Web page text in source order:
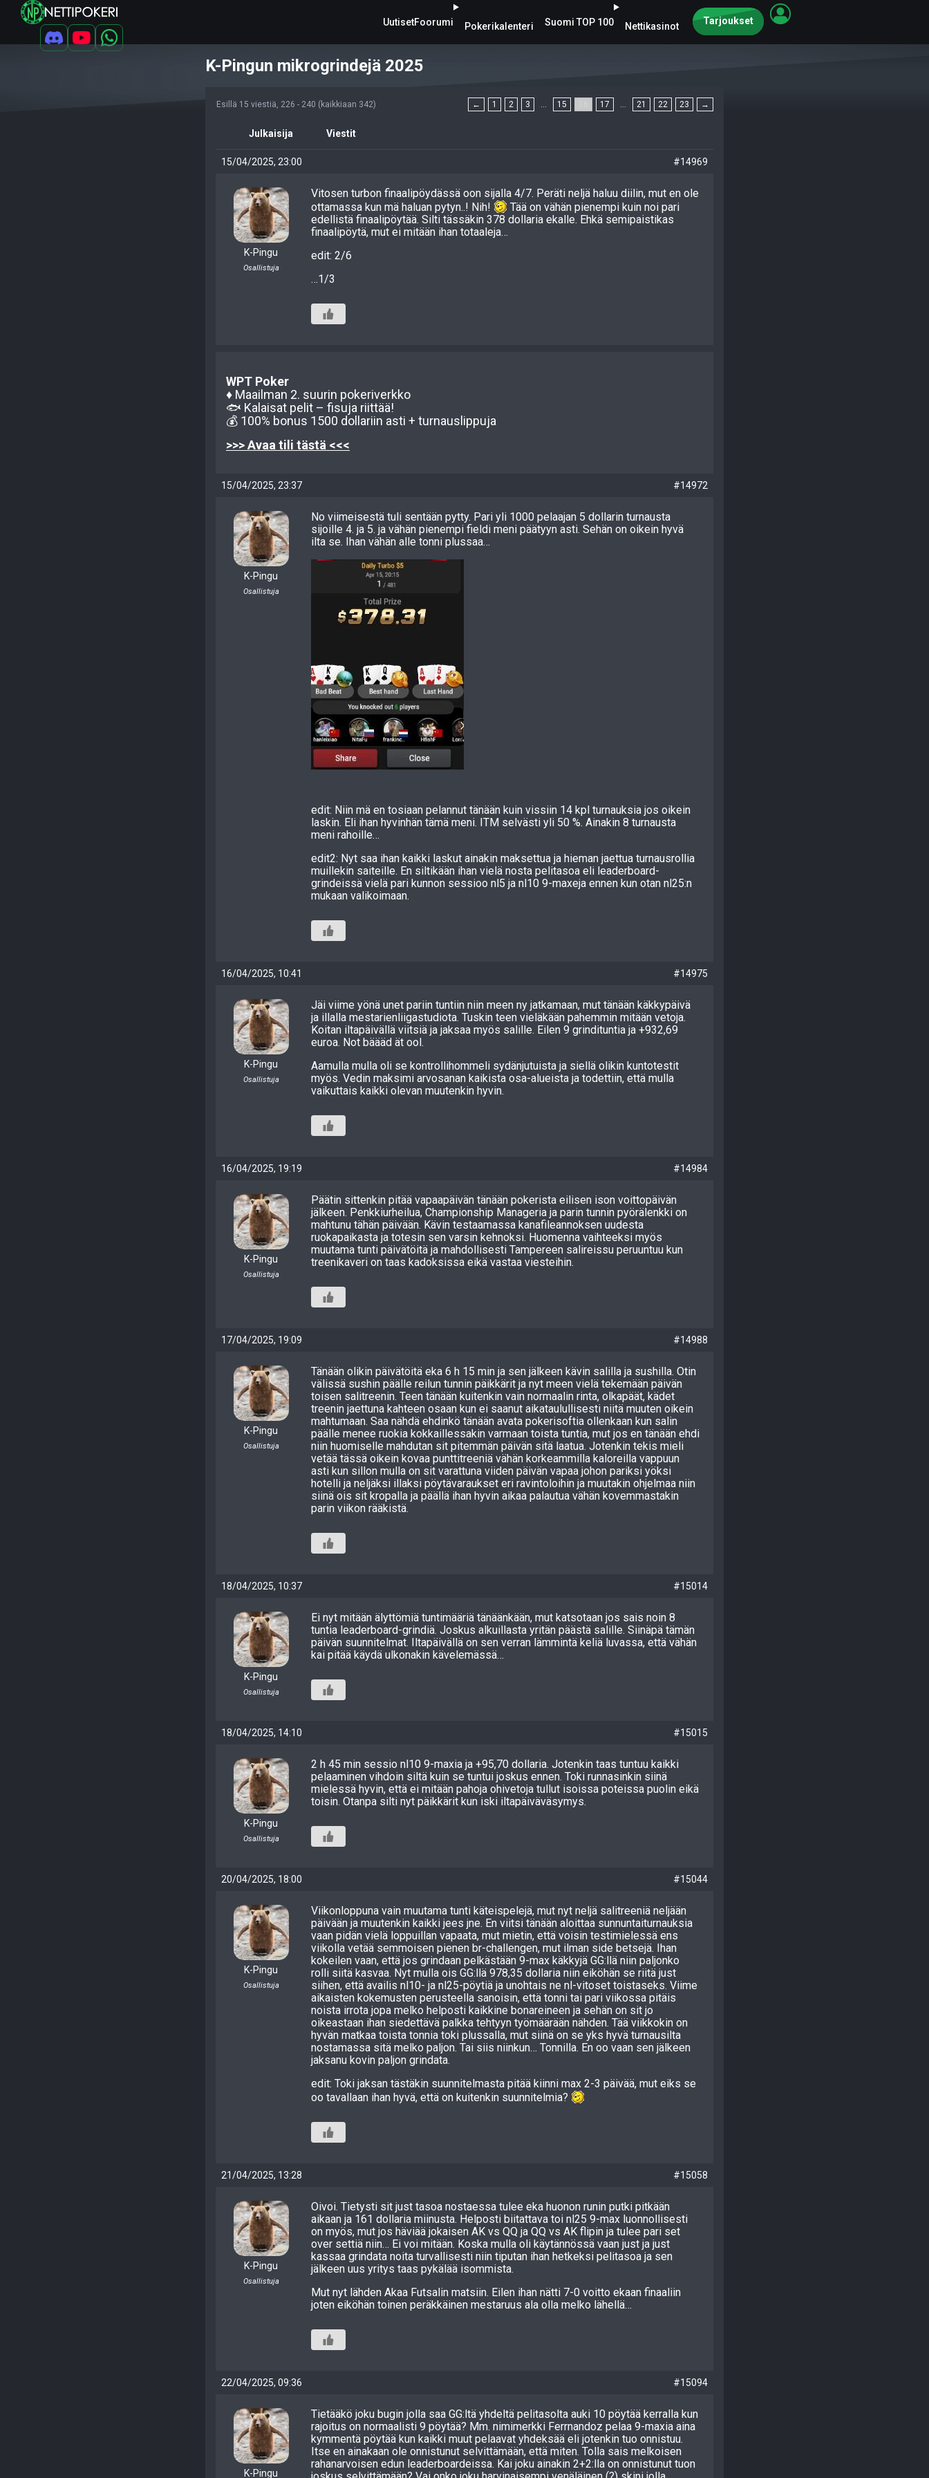
UutisetFoorumi Pokerikalenteri Suomi TOP 100 Nettikasinot Tarjoukset
K-Pingun mikrogrindejä 2025
Esillä 15 viestiä, 226 - 240 (kaikkiaan 342) ← 1 2 3 … 15 17 … 21 22 23 →
Julkaisija Viestit
15/04/2025, 23:00 #14969
K-Pingu
Osallistuja
Vitosen turbon finaalipöydässä oon sijalla 4/7. Peräti neljä haluu diilin, mut en ole
ottamassa kun mä haluan pytyn..! Nih!
Tää on vähän pienempi kuin noi pari
edellistä finaalipöytää. Silti tässäkin 378 dollaria ekalle. Ehkä semipaistikas
finaalipöytä, mut ei mitään ihan totaaleja…
edit: 2/6
…1/3
WPT Poker
♦️ Maailman 2. suurin pokeriverkko
🐟 Kalaisat pelit – fisuja riittää!
💰 100% bonus 1500 dollariin asti + turnauslippuja
>>> Avaa tili tästä <<<
15/04/2025, 23:37 #14972
K-Pingu
Osallistuja
No viimeisestä tuli sentään pytty. Pari yli 1000 pelaajan 5 dollarin turnausta
sijoille 4. ja 5. ja vähän pienempi fieldi meni päätyyn asti. Sehän on oikein hyvä
ilta se. Ihan vähän alle tonni plussaa…
edit: Niin mä en tosiaan pelannut tänään kuin vissiin 14 kpl turnauksia jos oikein
laskin. Eli ihan hyvinhän tämä meni. ITM selvästi yli 50 %. Ainakin 8 turnausta
meni rahoille…
edit2: Nyt saa ihan kaikki laskut ainakin maksettua ja hieman jaettua turnausrollia
muillekin saiteille. En siltikään ihan vielä nosta pelitasoa eli leaderboard-
grindeissä vielä pari kunnon sessioo nl5 ja nl10 9-maxeja ennen kun otan nl25:n
mukaan valikoimaan.
16/04/2025, 10:41 #14975
K-Pingu
Osallistuja
Jäi viime yönä unet pariin tuntiin niin meen ny jatkamaan, mut tänään käkkypäivä
ja illalla mestarienliigastudiota. Tuskin teen vieläkään pahemmin mitään vetoja.
Koitan iltapäivällä viitsiä ja jaksaa myös salille. Eilen 9 grindituntia ja +932,69
euroa. Not bäääd ät ool.
Aamulla mulla oli se kontrollihommeli sydänjutuista ja siellä olikin kuntotestit
myös. Vedin maksimi arvosanan kaikista osa-alueista ja todettiin, että mulla
vaikuttais kaikki olevan muutenkin hyvin.
16/04/2025, 19:19 #14984
K-Pingu
Osallistuja
Päätin sittenkin pitää vapaapäivän tänään pokerista eilisen ison voittopäivän
jälkeen. Penkkiurheilua, Championship Manageria ja parin tunnin pyörälenkki on
mahtunu tähän päivään. Kävin testaamassa kanafileannoksen uudesta
ruokapaikasta ja totesin sen varsin kehnoksi. Huomenna vaihteeksi myös
muutama tunti päivätöitä ja mahdollisesti Tampereen salireissu peruuntuu kun
treenikaveri on taas kadoksissa eikä vastaa viesteihin.
17/04/2025, 19:09 #14988
K-Pingu
Osallistuja
Tänään olikin päivätöitä eka 6 h 15 min ja sen jälkeen kävin salilla ja sushilla. Otin
välissä sushin päälle reilun tunnin päikkärit ja nyt meen vielä tekemään päivän
toisen salitreenin. Teen tänään kuitenkin vain normaalin rinta, olkapäät, kädet
treenin jaettuna kahteen osaan kun ei saanut aikataulullisesti niitä muuten oikein
mahtumaan. Saa nähdä ehdinkö tänään avata pokerisoftia ollenkaan kun salin
päälle menee ruokia kokkaillessakin varmaan toista tuntia, mut jos en tänään ehdi
niin huomiselle mahdutan sit pitemmän päivän sitä laatua. Jotenkin tekis mieli
vetää tässä oikein kovaa punttitreeniä vähän korkeammilla kaloreilla vappuun
asti kun sillon mulla on sit varattuna viiden päivän vapaa johon pariksi yöksi
hotelli ja neljäksi illaksi pöytävaraukset eri ravintoloihin ja muutakin ohjelmaa niin
siinä ois sit kropalla ja päällä ihan hyvin aikaa palautua vähän kovemmastakin
parin viikon rääkistä.
18/04/2025, 10:37 #15014
K-Pingu
Osallistuja
Ei nyt mitään älyttömiä tuntimääriä tänäänkään, mut katsotaan jos sais noin 8
tuntia leaderboard-grindiä. Joskus alkuillasta yritän päästä salille. Siinäpä tämän
päivän suunnitelmat. Iltapäivällä on sen verran lämmintä keliä luvassa, että vähän
kai pitää käydä ulkonakin kävelemässä…
18/04/2025, 14:10 #15015
K-Pingu
Osallistuja
2 h 45 min sessio nl10 9-maxia ja +95,70 dollaria. Jotenkin taas tuntuu kaikki
pelaaminen vihdoin siltä kuin se tuntui joskus ennen. Toki runnasinkin siinä
mielessä hyvin, että ei mitään pahoja ohivetoja tullut isoissa poteissa puolin eikä
toisin. Otanpa silti nyt päikkärit kun iski iltapäiväväsymys.
20/04/2025, 18:00 #15044
K-Pingu
Osallistuja
Viikonloppuna vain muutama tunti käteispelejä, mut nyt neljä salitreeniä neljään
päivään ja muutenkin kaikki jees jne. En viitsi tänään aloittaa sunnuntaiturnauksia
vaan pidän vielä loppuillan vapaata, mut mietin, että voisin testimielessä ens
viikolla vetää semmoisen pienen br-challengen, mut ilman side betsejä. Ihan
kokeilen vaan, että jos grindaan pelkästään 9-max käkkyjä GG:llä niin paljonko
rolli siitä kasvaa. Nyt mulla ois GG:llä 978,35 dollaria niin eiköhän se riitä just
siihen, että availis nl10- ja nl25-pöytiä ja unohtais ne nl-vitoset toistaseks. Viime
aikaisten kokemusten perusteella sanoisin, että tonni tai pari viikossa pitäis
noista irrota jopa melko helposti kaikkine bonareineen ja sehän on sit jo
oikeastaan ihan siedettävä palkka tehtyyn työmäärään nähden. Tää viikkokin on
hyvän matkaa toista tonnia toki plussalla, mut siinä on se yks hyvä turnausilta
nostamassa sitä melko paljon. Tai siis niinkun… Tonnilla. En oo vaan sen jälkeen
jaksanu kovin paljon grindata.
edit: Toki jaksan tästäkin suunnitelmasta pitää kiinni max 2-3 päivää, mut eiks se
oo tavallaan ihan hyvä, että on kuitenkin suunnitelmia?
21/04/2025, 13:28 #15058
K-Pingu
Osallistuja
Oivoi. Tietysti sit just tasoa nostaessa tulee eka huonon runin putki pitkään
aikaan ja 161 dollaria miinusta. Helposti biitattava toi nl25 9-max luonnollisesti
on myös, mut jos häviää jokaisen AK vs QQ ja QQ vs AK flipin ja tulee pari set
over settiä niin… Ei voi mitään. Koska mulla oli käytännössä vaan just ja just
kassaa grindata noita turvallisesti niin tiputan ihan hetkeksi pelitasoa ja sen
jälkeen uus yritys taas pykälää isommista.
Mut nyt lähden Akaa Futsalin matsiin. Eilen ihan nätti 7-0 voitto ekaan finaaliin
joten eiköhän toinen peräkkäinen mestaruus ala olla melko lähellä…
22/04/2025, 09:36 #15094
K-Pingu
Tietääkö joku bugin jolla saa GG:ltä yhdeltä pelitasolta auki 10 pöytää kerralla kun
rajoitus on normaalisti 9 pöytää? Mm. nimimerkki Ferrnandoz pelaa 9-maxia aina
kymmentä pöytää kun kaikki muut pelaavat yhdeksää eli jotenkin tuo onnistuu.
Itse en ainakaan ole onnistunut selvittämään, että miten. Tolla sais melkoisen
rahanarvoisen edun leaderboardeissa. Kai joku ainakin 2+2:lla on onnistunut tuon